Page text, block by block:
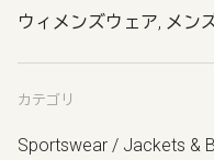
ウィメンズウェア, メン
カテゴリ
Sportswear / Jackets &